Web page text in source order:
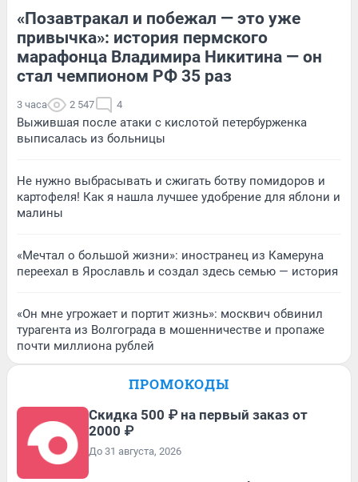
«Позавтракал и побежал — это уже
привычка»: история пермского
марафонца Владимира Никитина — он
стал чемпионом РФ 35 раз
3 часа 2 547 4
Выжившая после атаки с кислотой петербурженка
выписалась из больницы
Не нужно выбрасывать и сжигать ботву помидоров и
картофеля! Как я нашла лучшее удобрение для яблони и
малины
«Мечтал о большой жизни»: иностранец из Камеруна
переехал в Ярославль и создал здесь семью — история
«Он мне угрожает и портит жизнь»: москвич обвинил
турагента из Волгограда в мошенничестве и пропаже
почти миллиона рублей
ПРОМОКОДЫ
Скидка 500 ₽ на первый заказ от
2000 ₽
До 31 августа, 2026